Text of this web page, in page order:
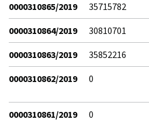
0000310865/2019 35715782
0000310864/2019 30810701
0000310863/2019 35852216
0000310862/2019 0
0000310861/2019 0